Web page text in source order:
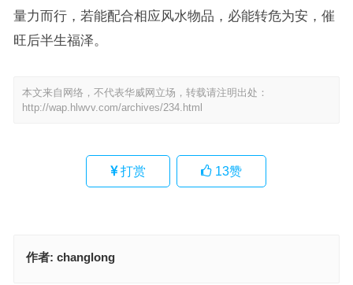
量力而行，若能配合相应风水物品，必能转危为安，催
旺后半生福泽。
本文来自网络，不代表华威网立场，转载请注明出处：
http://wap.hlwvv.com/archives/234.html
打赏 13赞
作者: changlong